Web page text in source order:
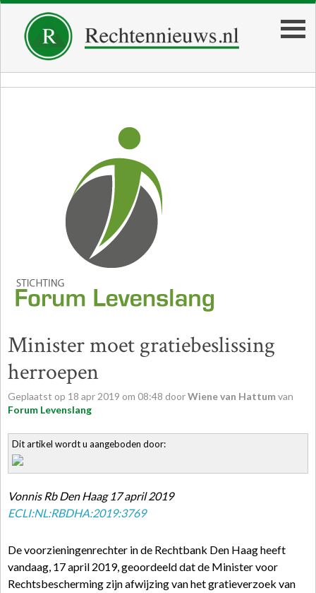
Minister moet gratiebeslissing
herroepen
Geplaatst op 18 apr 2019 om 08:48 doorWiene van Hattumvan
Forum Levenslang
Dit artikel wordt u aangeboden door:
Vonnis Rb Den Haag 17 april 2019
ECLI:NL:RBDHA:2019:3769
De voorzieningenrechter in de Rechtbank Den Haag heeft
vandaag, 17 april 2019, geoordeeld dat de Minister voor
Rechtsbescherming zijn afwijzing van het gratieverzoek van